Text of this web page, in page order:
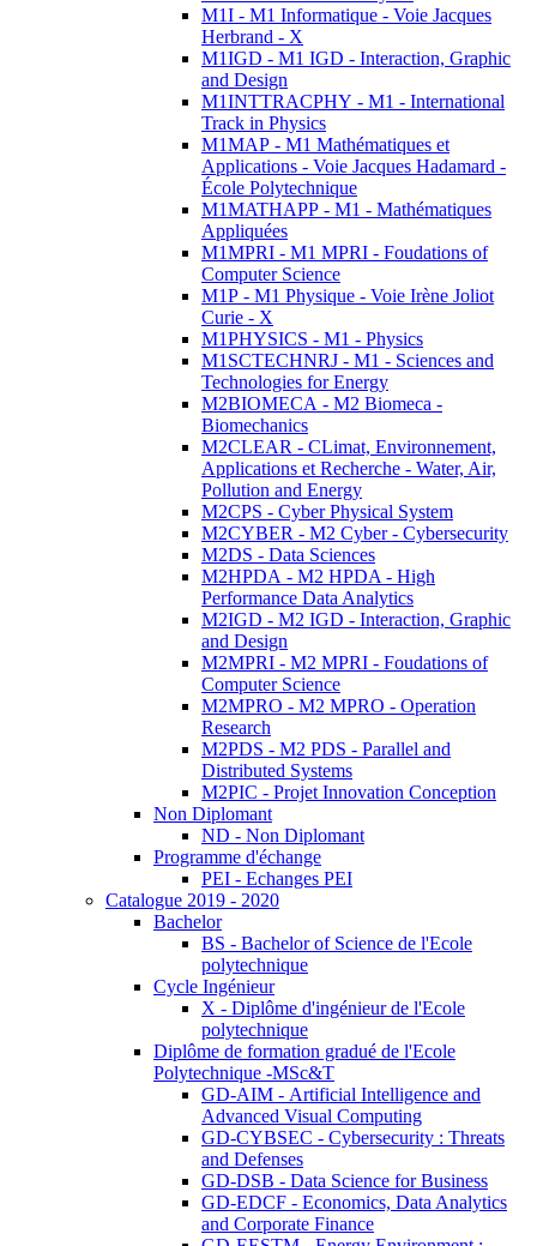
M1I - M1 Informatique - Voie Jacques
Herbrand - X
M1IGD - M1 IGD - Interaction, Graphic
and Design
M1INTTRACPHY - M1 - International
Track in Physics
M1MAP - M1 Mathématiques et
Applications - Voie Jacques Hadamard -
École Polytechnique
M1MATHAPP - M1 - Mathématiques
Appliquées
M1MPRI - M1 MPRI - Foudations of
Computer Science
M1P - M1 Physique - Voie Irène Joliot
Curie - X
M1PHYSICS - M1 - Physics
M1SCTECHNRJ - M1 - Sciences and
Technologies for Energy
M2BIOMECA - M2 Biomeca -
Biomechanics
M2CLEAR - CLimat, Environnement,
Applications et Recherche - Water, Air,
Pollution and Energy
M2CPS - Cyber Physical System
M2CYBER - M2 Cyber - Cybersecurity
M2DS - Data Sciences
M2HPDA - M2 HPDA - High
Performance Data Analytics
M2IGD - M2 IGD - Interaction, Graphic
and Design
M2MPRI - M2 MPRI - Foudations of
Computer Science
M2MPRO - M2 MPRO - Operation
Research
M2PDS - M2 PDS - Parallel and
Distributed Systems
M2PIC - Projet Innovation Conception
Non Diplomant
ND - Non Diplomant
Programme d'échange
PEI - Echanges PEI
Catalogue 2019 - 2020
Bachelor
BS - Bachelor of Science de l'Ecole
polytechnique
Cycle Ingénieur
X - Diplôme d'ingénieur de l'Ecole
polytechnique
Diplôme de formation gradué de l'Ecole
Polytechnique -MSc&T
GD-AIM - Artificial Intelligence and
Advanced Visual Computing
GD-CYBSEC - Cybersecurity : Threats
and Defenses
GD-DSB - Data Science for Business
GD-EDCF - Economics, Data Analytics
and Corporate Finance